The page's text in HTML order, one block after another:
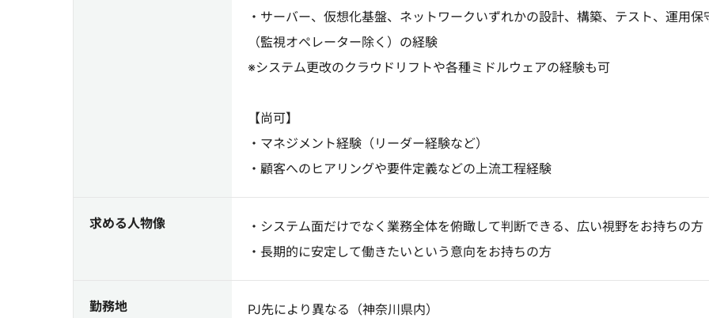
・サーバー、仮想化基盤、ネットワークいずれかの設計、構築、テスト、運用保
（監視オペレーター除く）の経験
※システム更改のクラウドリフトや各種ミドルウェアの経験も可
【尚可】
・マネジメント経験（リーダー経験など）
・顧客へのヒアリングや要件定義などの上流工程経験
求める人物像
・システム面だけでなく業務全体を俯瞰して判断できる、広い視野をお持ちの方
・長期的に安定して働きたいという意向をお持ちの方
勤務地 PJ先により異なる（神奈川県内）